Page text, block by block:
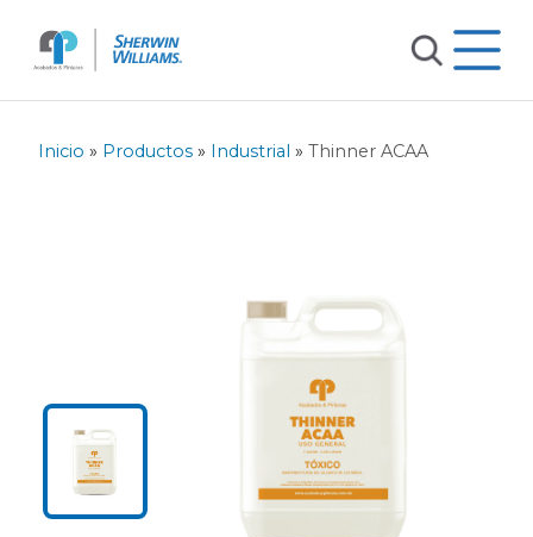
Inicio » Productos » Industrial » Thinner ACAA